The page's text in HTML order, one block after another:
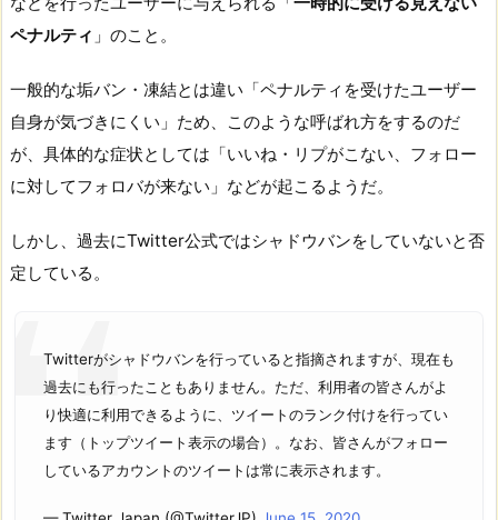
ペナルティ 」のこと。
一般的な垢バン・凍結とは違い「ペナルティを受けたユーザー
自身が気づきにくい」ため、このような呼ばれ方をするのだ
が、具体的な症状としては「いいね・リプがこない、フォロー
に対してフォロバが来ない」などが起こるようだ。
しかし、過去にTwitter公式ではシャドウバンをしていないと否
定している。
Twitterがシャドウバンを行っていると指摘されますが、現在も
過去にも行ったこともありません。ただ、利用者の皆さんがよ
り快適に利用できるように、ツイートのランク付けを行ってい
ます（トップツイート表示の場合）。なお、皆さんがフォロー
しているアカウントのツイートは常に表示されます。